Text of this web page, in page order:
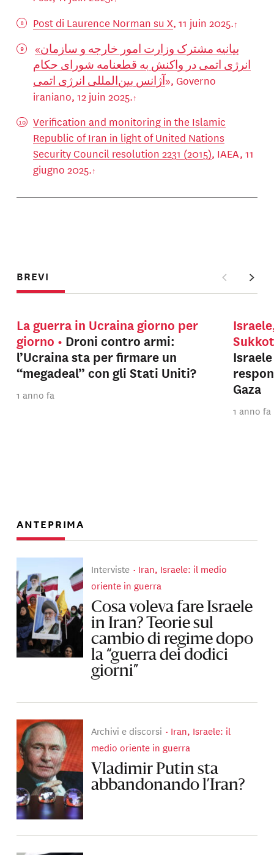
Post di Laurence Norman su X, 11 juin 2025.
«بیانیه مشترک وزارت امور خارجه و سازمان
انرژی اتمی در واکنش به قطعنامه شورای حکام
آژانس بین‌المللی انرژی اتمی», Governo
iraniano, 12 juin 2025.
Verification and monitoring in the Islamic
Republic of Iran in light of United Nations
Security Council resolution 2231 (2015), IAEA, 11
giugno 2025.
BREVI
La guerra in Ucraina giorno per
giorno
Droni contro armi:
l’Ucraina sta per firmare un
“megadeal” con gli Stati Uniti?
1 anno fa
Gaza
1 anno fa
ANTEPRIMA
Interviste
Iran, Israele: il medio
oriente in guerra
Cosa voleva fare Israele
in Iran? Teorie sul
cambio di regime dopo
la “guerra dei dodici
giorni”
Archivi e discorsi
Iran, Israele: il
medio oriente in guerra
Vladimir Putin sta
abbandonando l’Iran?